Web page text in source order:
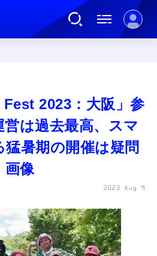
AI
ジェット
ルチャー
Fest 2023：大阪」参
は過去最高、スマ
暑期の開催は疑問
画像
2023 Aug 9